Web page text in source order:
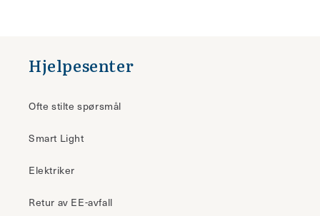
Hjelpesenter
Ofte stilte spørsmål
Smart Light
Elektriker
Retur av EE-avfall